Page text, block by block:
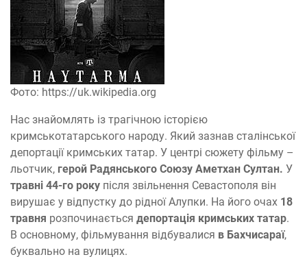
Фото: https://uk.wikipedia.org
Нас знайомлять із трагічною історією
кримськотатарського народу. Який зазнав сталінської
депортації кримських татар. У центрі сюжету фільму –
льотчик, герой Радянського Союзу Аметхан Султан. У
травні 44-го року після звільнення Севастополя він
вирушає у відпустку до рідної Алупки. На його очах 18
травня розпочинається депортація кримських татар.
В основному, фільмування відбувалися в Бахчисараї,
буквально на вулицях.